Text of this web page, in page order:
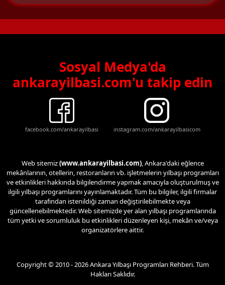
Sosyal Medya'da
ankarayilbasi.com'u takip edin
facebook.com/ankarayilbasi instagram.com/ankarayilbasicom
Web sitemiz(www.ankarayilbasi.com), Ankara'daki eğlence
mekânlarının, otellerin, restoranların vb. işletmelerin yılbaşı programları
ve etkinlikleri hakkında bilgilendirme yapmak amacıyla oluşturulmuş ve
ilgili yılbaşı programlarını yayınlamaktadır. Tüm bu bilgiler, ilgili firmalar
tarafından istenildiği zaman değiştirilebilmekte veya
güncellenebilmektedir. Web sitemizde yer alan yılbaşı programlarında
tüm yetki ve sorumluluk bu etkinlikleri düzenleyen kişi, mekân ve/veya
organizatörlere aittir.
Copyright © 2010 - 2026 Ankara Yılbaşı Programları Rehberi. Tüm
Hakları Saklıdır.